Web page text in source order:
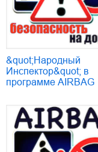
&quot;Народный
Инспектор&quot; в
программе AIRBAG